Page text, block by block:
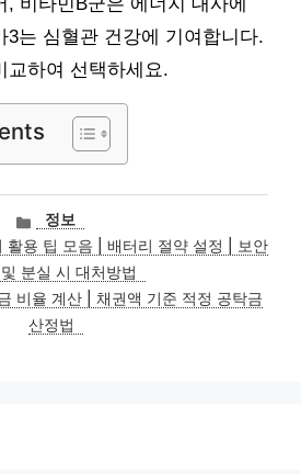
3는 심혈관 건강에 기여합니다.
교하여 선택하세요.
카
테
고
리
정보
활용 팁 모음 | 배터리 절약 설정 | 보안
분실 시 대처방법
비율 계산 | 채권액 기준 적정 공탁금
산정법